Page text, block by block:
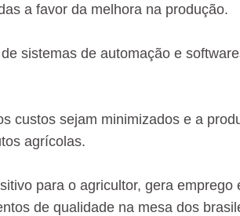
a favor da melhora na produção.
sistemas de automação e
custos sejam minimizados e a
agrícolas.
para o agricultor, gera
de qualidade na mesa dos